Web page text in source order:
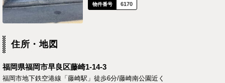
6170
住所・地図
福岡県福岡市早良区藤崎1-14-3
福岡市地下鉄空港線「藤崎駅」徒歩6分/藤崎南公園近く